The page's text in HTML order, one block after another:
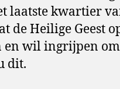
laatste kwartier
de Heilige Geest
en wil ingrijpen
dit.